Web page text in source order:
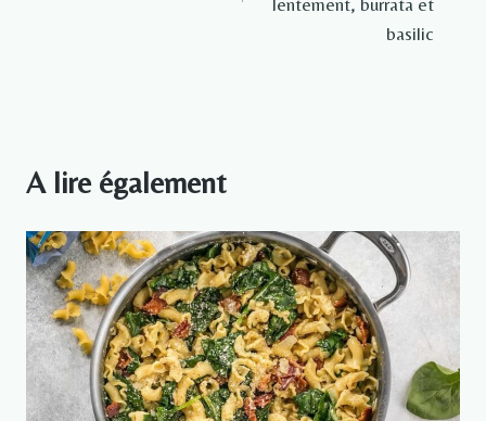
basilic
A lire également